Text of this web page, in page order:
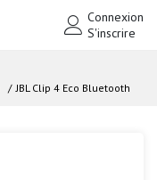
Connexion
S'inscrire
JBL Clip 4 Eco Bluetooth